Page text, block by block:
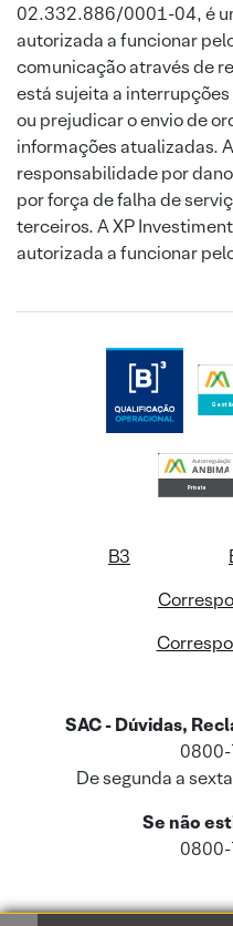
02.332.886/0001-04, é
autorizada a funcionar
comunicação através de
está sujeita a
ou prejudicar o envio de
informações atualizadas.
responsabilidade por
por força de falha de
terceiros. A XP
autorizada a funcionar
B3
SAC - Dúvidas,
De segunda a
Se não